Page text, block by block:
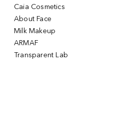
Caia Cosmetics
About Face
Milk Makeup
ARMAF
Transparent Lab